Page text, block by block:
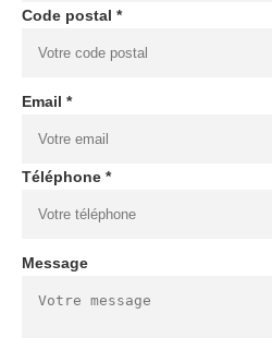
Code postal *
Email *
Téléphone *
Message